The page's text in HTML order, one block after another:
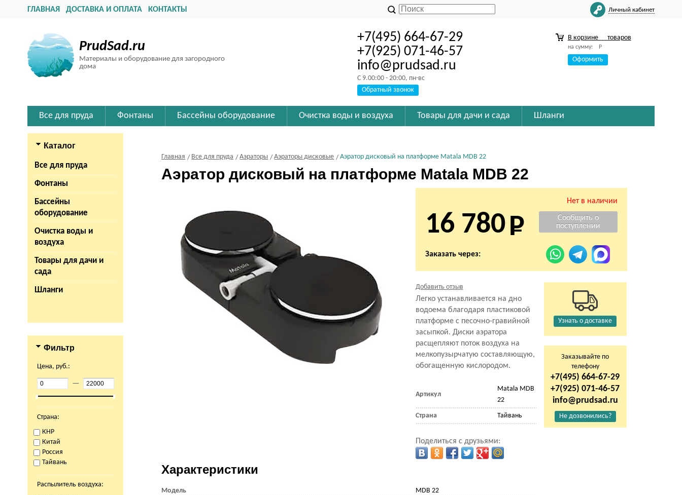
ГЛАВНАЯ ДОСТАВКА И ОПЛАТА КОНТАКТЫ Личный кабинет
PrudSad.ru
Материалы и оборудование для загородного
дома
+7(495) 664-67-29
+7(925) 071-46-57
info@prudsad.ru
C 9.00:00 - 20:00, пн-вс
Обратный звонок
В корзине товаров
на сумму: Р
Оформить
Все для пруда Фонтаны Бассейны оборудование Очистка воды и воздуха Товары для дачи и сада Шланги
Каталог
Все для пруда
Фонтаны
Бассейны
оборудование
Очистка воды и
воздуха
Товары для дачи и
сада
Шланги
Фильтр
Цена, руб.:
—
Страна:
КНР
Китай
Россия
Тайвань
Распылитель воздуха:
Главная Все для пруда Аэраторы Аэраторы дисковые Аэратор дисковый на платформе Matala MDB 22
Аэратор дисковый на платформе Matala MDB 22
Нет в наличии
16 780
Заказать через:
Добавить отзыв
Легко устанавливается на дно
водоема благодаря пластиковой
платформе с песочно-гравийной
засыпкой. Диски аэратора
расщепляют поток воздуха на
мелкопузырчатую составляющую,
обогащенную кислородом.
Артикул
Matala MDB
22
Страна Тайвань
Поделиться с друзьями:
Характеристики
Модель MDB 22
Узнать о доставке
Заказывайте по
телефону
+7(495) 664-67-29
+7(925) 071-46-57
info@prudsad.ru
Не дозвонились?